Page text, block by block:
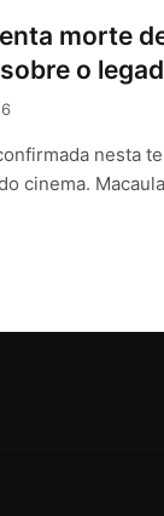
morte
o
nesta
cinema.